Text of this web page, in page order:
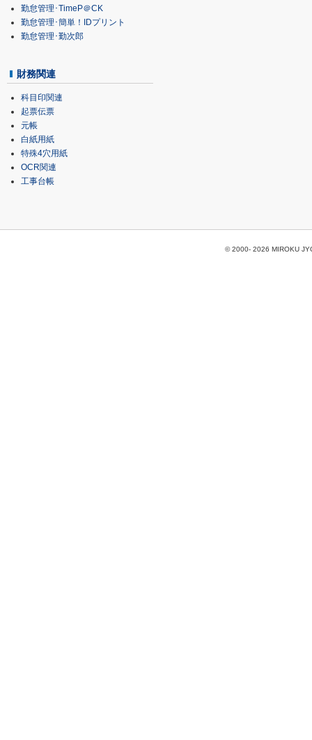
勤怠管理･TimeP＠CK
勤怠管理･簡単！IDプリント
勤怠管理･勤次郎
財務関連
科目印関連
起票伝票
元帳
白紙用紙
特殊4穴用紙
OCR関連
工事台帳
© 2000- 2026 MIROKU